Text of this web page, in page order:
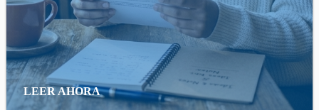
LEER AHORA